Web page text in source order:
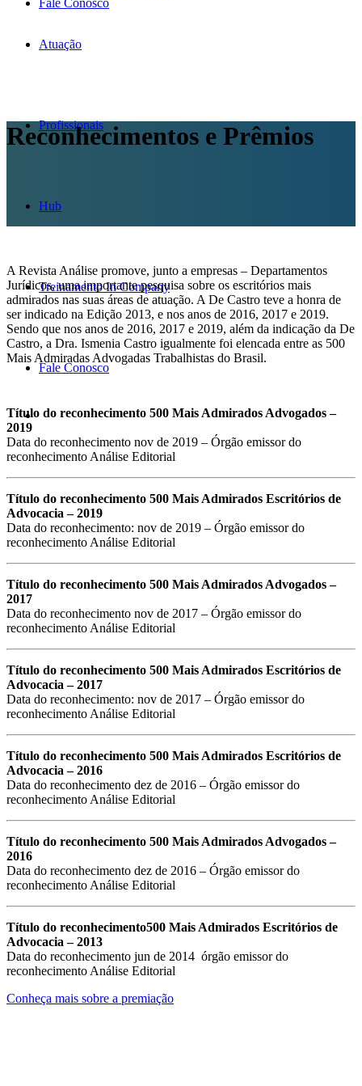
Atuação
Profissionais
Hub
Treinamento In Company
Fale Conosco
Fale Conosco
Reconhecimentos e Prêmios
A Revista Análise promove, junto a empresas – Departamentos
Jurídicos, uma importante pesquisa sobre os escritórios mais
admirados nas suas áreas de atuação. A De Castro teve a honra de
ser indicado na Edição 2013, e nos anos de 2016, 2017 e 2019.
Sendo que nos anos de 2016, 2017 e 2019, além da indicação da De
Castro, a Dra. Ismenia Castro igualmente foi elencada entre as 500
Mais Admiradas Advogadas Trabalhistas do Brasil.
Título do reconhecimento 500 Mais Admirados Advogados –
2019
Data do reconhecimento nov de 2019 – Órgão emissor do
reconhecimento Análise Editorial
Título do reconhecimento 500 Mais Admirados Escritórios de
Advocacia – 2019
Data do reconhecimento: nov de 2019 – Órgão emissor do
reconhecimento Análise Editorial
Título do reconhecimento 500 Mais Admirados Advogados –
2017
Data do reconhecimento nov de 2017 – Órgão emissor do
reconhecimento Análise Editorial
Título do reconhecimento 500 Mais Admirados Escritórios de
Advocacia – 2017
Data do reconhecimento: nov de 2017 – Órgão emissor do
reconhecimento Análise Editorial
Título do reconhecimento 500 Mais Admirados Escritórios de
Advocacia – 2016
Data do reconhecimento dez de 2016 – Órgão emissor do
reconhecimento Análise Editorial
Título do reconhecimento 500 Mais Admirados Advogados –
2016
Data do reconhecimento dez de 2016 – Órgão emissor do
reconhecimento Análise Editorial
Título do reconhecimento500 Mais Admirados Escritórios de
Advocacia – 2013
Data do reconhecimento jun de 2014 órgão emissor do
reconhecimento Análise Editorial
Conheça mais sobre a premiação